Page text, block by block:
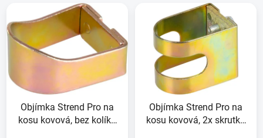
p
r
o
u
ý
p
p
Objímka Strend Pro na
kosu kovová, bez kolíka
Objímka Strend Pro na
kosu kovová, 2x skrutka